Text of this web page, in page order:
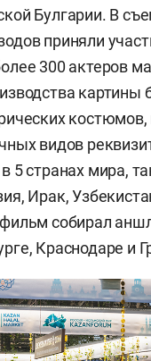
Булгарии. В
приняли
300 актеров
картины
костюмов,
видов
5 странах мира,
Ирак,
собирал
Краснодаре и